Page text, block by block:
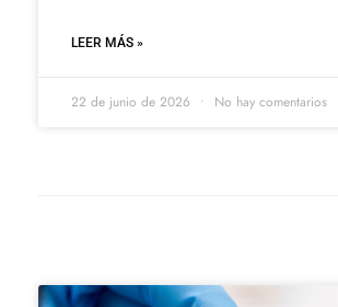
LEER MÁS »
22 de junio de 2026 No hay comentarios